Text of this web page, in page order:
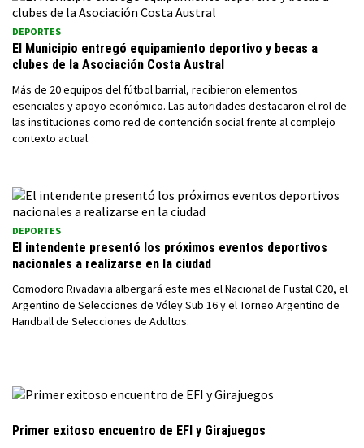
DEPORTES
El Municipio entregó equipamiento deportivo y becas a
clubes de la Asociación Costa Austral
Más de 20 equipos del fútbol barrial, recibieron elementos
esenciales y apoyo económico. Las autoridades destacaron el rol de
las instituciones como red de contención social frente al complejo
contexto actual.
DEPORTES
El intendente presentó los próximos eventos deportivos
nacionales a realizarse en la ciudad
Comodoro Rivadavia albergará este mes el Nacional de Fustal C20, el
Argentino de Selecciones de Vóley Sub 16 y el Torneo Argentino de
Handball de Selecciones de Adultos.
Primer exitoso encuentro de EFI y Girajuegos